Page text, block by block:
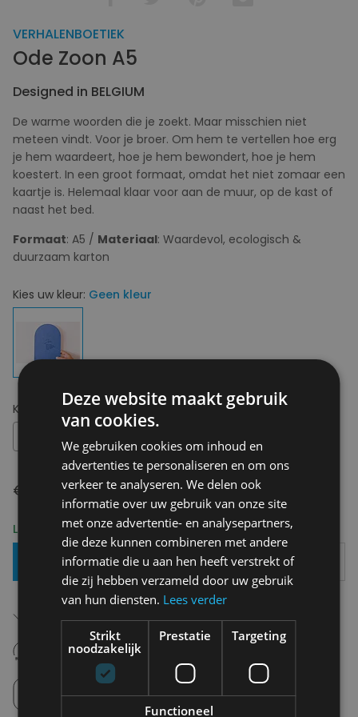
VERHALENBOETIEK
Ode Zoon A5
Designed in BELGIUM
De warme woorden die je zoekt. Maar misschien niet
meteen vindt. Voor je broer. Om hem te vertellen hoe erg
je hem waardeert, hoe je hem bewondert, hoe je hem
koestert. In een groot formaat, omdat het niet zomaar een
kaartje is. Helemaal klaar voor aan de muur, op de kast of
naast het bed.
Formaat: A5 / Materiaal: Waardevol, ecologisch &
duurzaam karton
Kies uw kleur: Geen kleur
Kies uw maat:OS
€ 6,90
Levering 2-3 Werkdagen
Toevoegen Aan Mandje
Gratis verzending in België
Vanaf €75,00
14 dagen om te retourneren
Nooit meer spijt van krijgen
Click en Collect
Afhalen in de winkel tussen 10u-18u.
Deze website maakt gebruik
van cookies.
We gebruiken cookies om inhoud en
advertenties te personaliseren en om ons
verkeer te analyseren. We delen ook
informatie over uw gebruik van onze site
met onze advertentie- en analysepartners,
die deze kunnen combineren met andere
informatie die u aan hen heeft verstrekt of
die zij hebben verzameld door uw gebruik
van hun diensten. Lees verder
Strikt
noodzakelijk
Prestatie Targeting
Functioneel